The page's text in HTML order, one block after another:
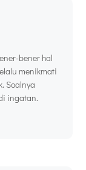
bener hal
menikmati
Soalnya
ingatan.